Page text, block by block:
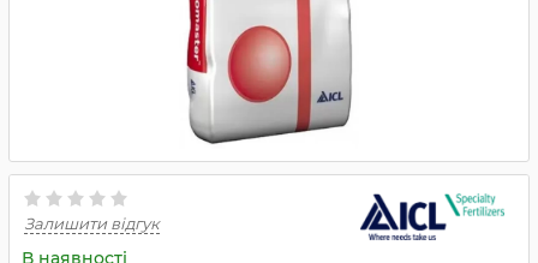
Залишити відгук
В наявності